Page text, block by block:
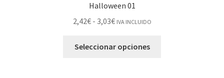
Halloween 01
2,42€ - 3,03€ IVA INCLUIDO
Seleccionar opciones